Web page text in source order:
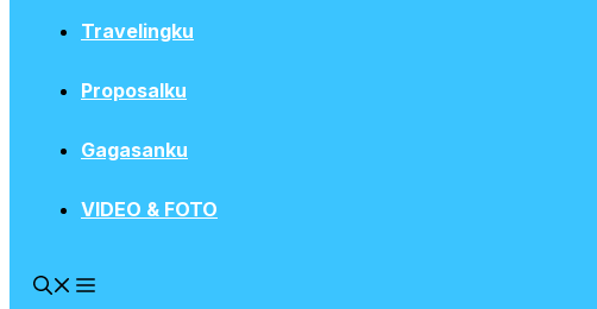
Travelingku
Proposalku
Gagasanku
VIDEO & FOTO